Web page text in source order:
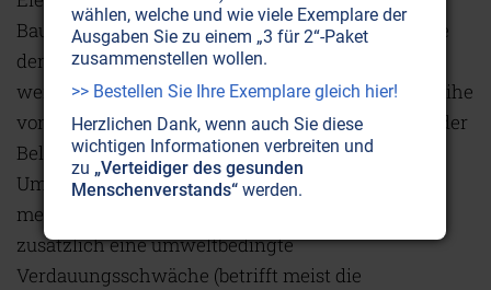
Bauchspeicheldrüse zu jenen Organen, die infolge
der Giftablagerungen in Mitleidenschaft gezogen
werden. Neben dem Insulin produziert sie eine Reihe
von Verdauungsenzymen, welche bei zunehmender
Belastung der enzymbildenden Zellen durch
Umweltgifte immer weniger gebildet werden. Die
meisten starken Allergiker besitzen deshalb
zusätzlich eine umweltbedingte
Verdauungsschwäche (betrifft meist die
wählen, welche und wie viele Exemplare der
Ausgaben Sie zu einem „3 für 2“-Paket
zusammenstellen wollen.
>> Bestellen Sie Ihre Exemplare gleich hier!
Herzlichen Dank, wenn auch Sie diese
wichtigen Informationen verbreiten und
zu „Verteidiger des gesunden
Menschenverstands“ werden.